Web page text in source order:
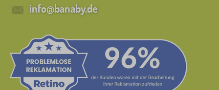
info@banaby.de